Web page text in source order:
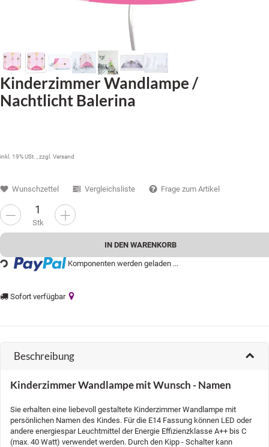
Kinderzimmer Wandlampe /
Nachtlicht Balerina
inkl. 19% USt. , zzgl. Versand
Stk
IN DEN WARENKORB
Loading... Komponenten werden geladen ...
Sofort verfügbar
Wunschzettel Vergleichsliste Frage zum Artikel
Beschreibung
Kinderzimmer Wandlampe mit Wunsch - Namen
Sie erhalten eine liebevoll gestaltete Kinderzimmer Wandlampe mit
persönlichen Namen des Kindes. Für die E14 Fassung können LED oder
andere energiespar Leuchtmittel der Energie Effizienzklasse A++ bis C
(max. 40 Watt) verwendet werden. Durch den Kipp - Schalter kann